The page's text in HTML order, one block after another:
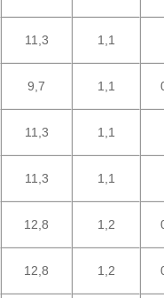
11,3 1,1
9,7 1,1
11,3 1,1
11,3 1,1
12,8 1,2
12,8 1,2